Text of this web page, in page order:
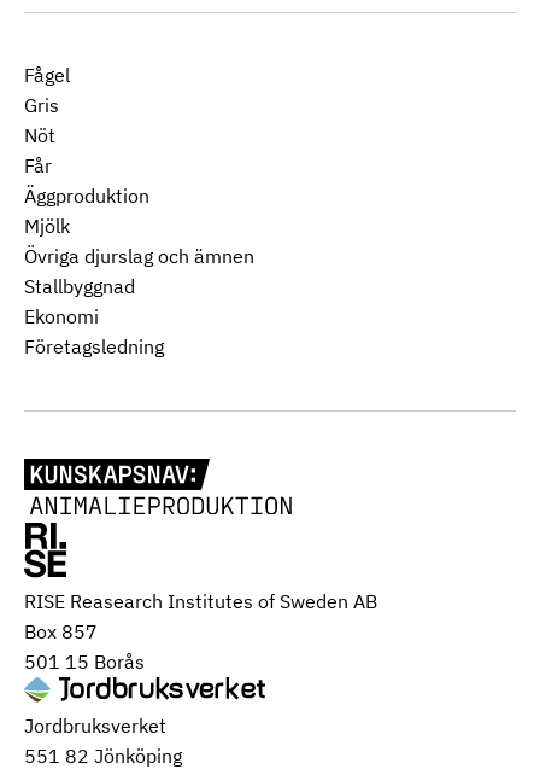
RISE Reasearch Institutes of Sweden AB
Box 857
501 15 Borås
Jordbruksverket
551 82 Jönköping
Fågel
Gris
Nöt
Får
Äggproduktion
Mjölk
Övriga djurslag och ämnen
Stallbyggnad
Ekonomi
Företagsledning